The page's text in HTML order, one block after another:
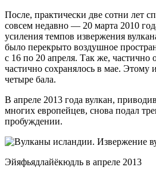
После, практически две сотни лет
совсем недавно — 20 марта 2010
усиления темпов извержения
было перекрыто воздушное
с 16 по 20 апреля. Так же, частично
частично сохранялось в мае.
четыре бала.
В апреле 2013 года вулкан,
многих европейцев, снова подал
пробуждении.
Эйяфьядлайёкюдль в апреле 2013